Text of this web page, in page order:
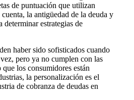
de puntuación que utilizan
la antigüedad de la deuda y
determinar estrategias de
haber sido sofisticados cuando
pero ya no cumplen con las
los consumidores están
la personalización es el
de cobranza de deudas en